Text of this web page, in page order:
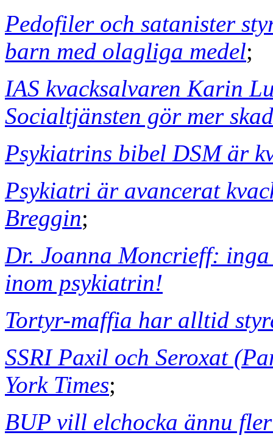
Pedofiler och satanister
barn med olagliga medel;
IAS kvacksalvaren Karin
Socialtjänsten gör mer
Psykiatrins bibel DSM är
Psykiatri är avancerat
Breggin;
Dr. Joanna Moncrieff:
inom psykiatrin!
Tortyr-maffia har alltid
SSRI Paxil och Seroxat
York Times;
BUP vill elchocka ännu